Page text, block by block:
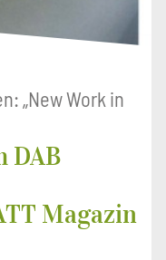
„New Work in
DAB
Magazin